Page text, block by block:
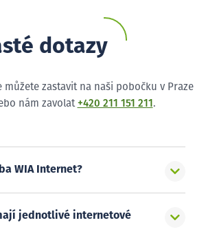
dotazy
můžete zastavit na naši pobočku v Praze
nám zavolat +420 211 151 211 .
WIA Internet?
jednotlivé internetové